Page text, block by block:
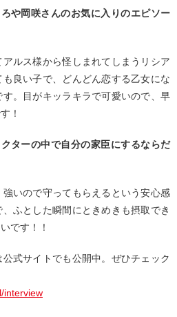
や岡咲さんのお気に入りのエピソー
ルス様から怪しまれてしまうリシア
良い子で、どんどん恋する乙女にな
。目がキッラキラで可愛いので、早
！
ターの中で自分の家臣にするならだ
いので守ってもらえるという安心感
ふとした瞬間にときめきも摂取でき
です！！
公式サイトでも公開中。ぜひチェック
interview